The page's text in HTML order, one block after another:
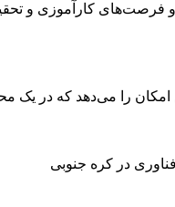
فرصت‌های کارآموزی و
را می‌دهد که در یک
در کره جنوبی